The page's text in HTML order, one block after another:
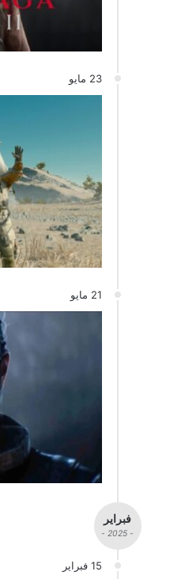
23 مايو
21 مايو
فبراير
- 2025 -
15 فبراير